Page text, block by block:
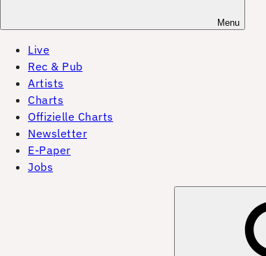
Menu
Live
Rec & Pub
Artists
Charts
Offizielle Charts
Newsletter
E-Paper
Jobs